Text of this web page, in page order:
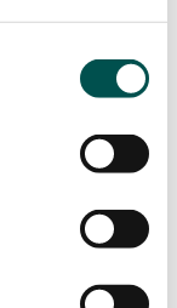
Marmury